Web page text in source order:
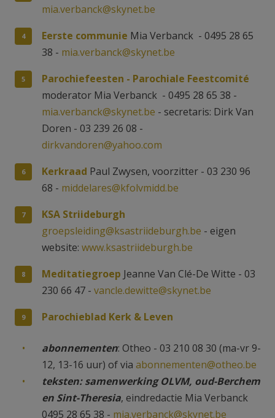
mia.verbanck@skynet.be
Eerste communie Mia Verbanck - 0495 28 65
38 - mia.verbanck@skynet.be
Parochiefeesten - Parochiale Feestcomité
moderator Mia Verbanck - 0495 28 65 38 -
mia.verbanck@skynet.be - secretaris: Dirk Van
Doren - 03 239 26 08 -
dirkvandoren@yahoo.com
Kerkraad Paul Zwysen, voorzitter - 03 230 96
68 - middelares@kfolvmidd.be
KSA Striideburgh
groepsleiding@ksastriideburgh.be - eigen
website: www.ksastriideburgh.be
Meditatiegroep Jeanne Van Clé-De Witte - 03
230 66 47 - vancle.dewitte@skynet.be
Parochieblad Kerk & Leven
abonnementen: Otheo - 03 210 08 30 (ma-vr 9-
12, 13-16 uur) of via abonnementen@otheo.be
teksten: samenwerking OLVM, oud-Berchem
en Sint-Theresia, eindredactie Mia Verbanck
0495 28 65 38 - mia.verbanck@skynet.be